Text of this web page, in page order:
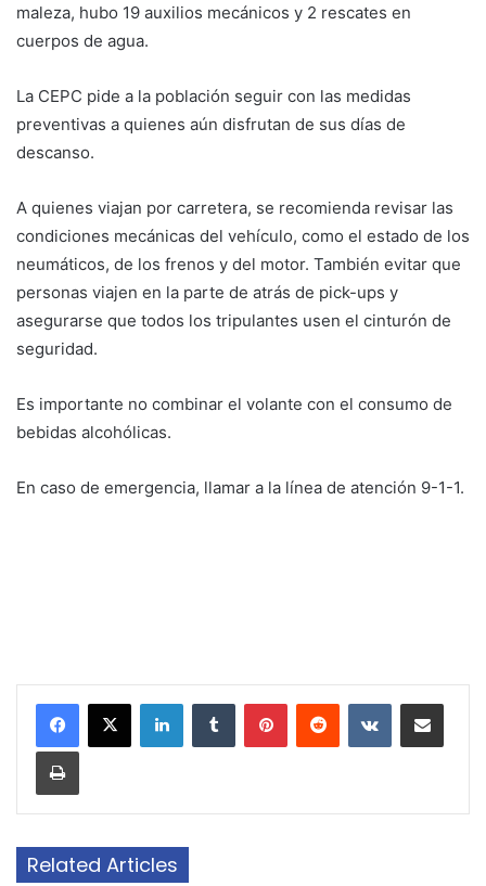
maleza, hubo 19 auxilios mecánicos y 2 rescates en
cuerpos de agua.
La CEPC pide a la población seguir con las medidas
preventivas a quienes aún disfrutan de sus días de
descanso.
A quienes viajan por carretera, se recomienda revisar las
condiciones mecánicas del vehículo, como el estado de los
neumáticos, de los frenos y del motor. También evitar que
personas viajen en la parte de atrás de pick-ups y
asegurarse que todos los tripulantes usen el cinturón de
seguridad.
Es importante no combinar el volante con el consumo de
bebidas alcohólicas.
En caso de emergencia, llamar a la línea de atención 9-1-1.
LinkedInTumblr PinterestReddit VKontakteShare via Email
Print
Related Articles